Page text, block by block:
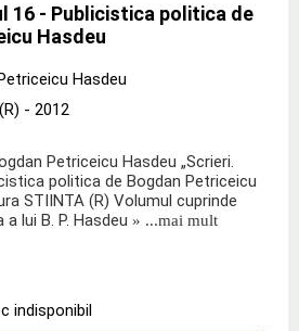
16 - Publicistica politica de
Hasdeu
Hasdeu
- 2012
Petriceicu Hasdeu „Scrieri.
politica de Bogdan Petriceicu
STIINTA (R) Volumul cuprinde
lui B. P. Hasdeu » ...mai mult
indisponibil